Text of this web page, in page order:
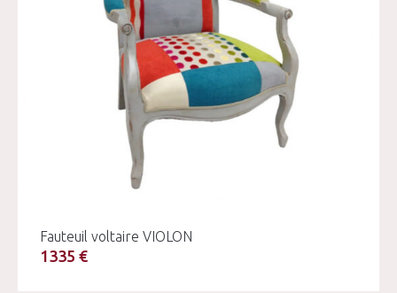
Fauteuil voltaire VIOLON
1335 €